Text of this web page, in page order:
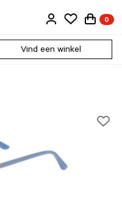
0
Vind een winkel